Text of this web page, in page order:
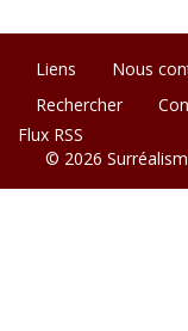
Liens Nous
Rechercher
Flux RSS
© 2026